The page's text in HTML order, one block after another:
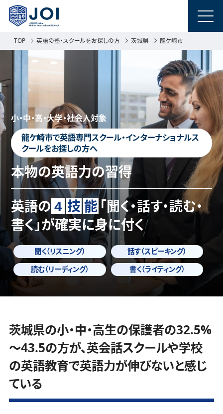
TOP 英語の塾・スクールをお探しの方 茨城県 龍ケ崎市
小・中・高・大学・社会人対象
龍ケ崎市で英語専門スクール・インターナショナルス
クールをお探しの方へ
本物の英語力の習得
英語の 4 技能 「聞く・話す・読む・
書く」が確実に身に付く
聞く（リスニング）
話す（スピーキング）
読む（リーディング）
書く（ライティング）
茨城県の小・中・高生の保護者の32.5%
～43.5の方が、英会話スクールや学校
の英語教育で英語力が伸びないと感じ
ている